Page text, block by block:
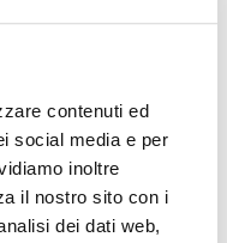
contenuti ed
social media e per
inoltre
il nostro sito con i
dei dati web,